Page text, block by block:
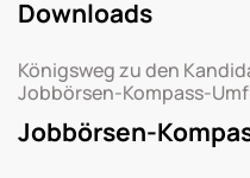
Downloads
Königsweg zu den
Jobbörsen-Kompass-
Jobbörsen-